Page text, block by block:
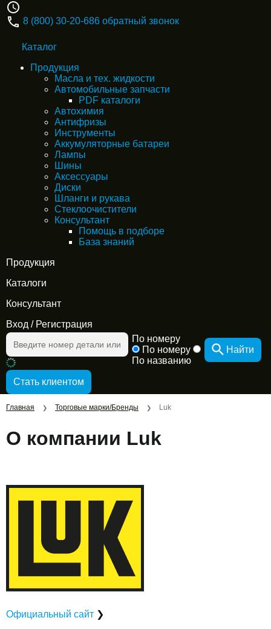
8 (800) 30-20-686 обратный звонок
Каталог
Продукция
Масла и тех. жидкости
Автомобильные запчасти
PDF каталоги
Автохимия
Антифризы
Инструменты
Аккумуляторные батареи
Лампы
Шины
Аксессуары
Диски
Шланги и рукава
Стеклоочистители
Консультант
Помощь в подборе
База знаний
Продукция
Каталоги
Консультант
Вход / Регистрация
По номеру
По номеру
По названию
Найти
Главная ❯ Торговые марки/Бренды ❯ Luk
О компании Luk
Официальный сайт ❯